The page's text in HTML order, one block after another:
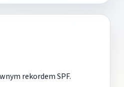
rekordem SPF.